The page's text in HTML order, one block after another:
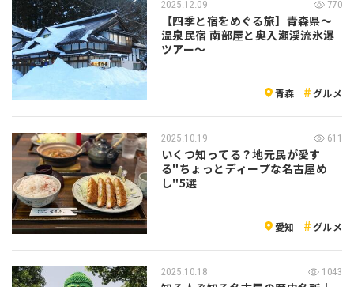
2025.12.09 770
【四季と宿をめぐる旅】青森県〜
温泉民宿 南部屋と奥入瀬渓流氷瀑
ツアー〜
青森 グルメ
2025.10.19 611
いくつ知ってる？地元民が愛す
る"ちょっとディープな名古屋め
し"5選
愛知 グルメ
2025.10.18 1043